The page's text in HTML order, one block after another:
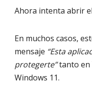
Ahora intenta abrir
En muchos casos,
mensaje “Esta
protegerte”tanto en
Windows 11.